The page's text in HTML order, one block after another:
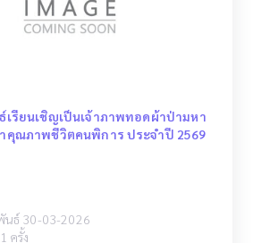
รียนเชิญเป็นเจ้าภาพทอดผ้าป่ามหา
คุณภาพชีวิตคนพิการ ประจำปี 2569
นธ์ 30-03-2026
ครั้ง